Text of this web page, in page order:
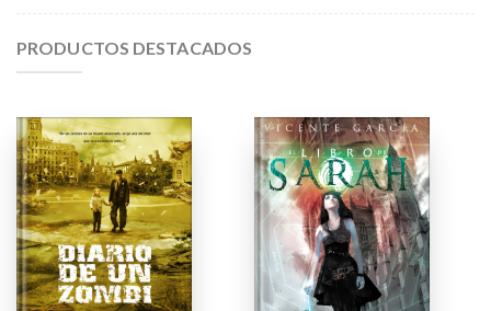
PRODUCTOS DESTACADOS